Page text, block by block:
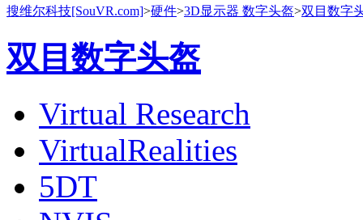
搜维尔科技[SouVR.com]>硬件>3D显示器 数字头盔>双目数字
双目数字头盔
Virtual Research
VirtualRealities
5DT